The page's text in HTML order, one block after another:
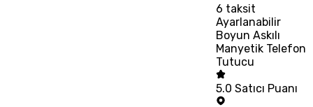
6 taksit
Ayarlanabilir
Boyun Askılı
Manyetik Telefon
Tutucu
5.0 Satıcı Puanı